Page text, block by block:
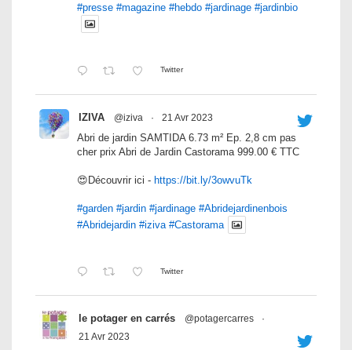
#presse #magazine #hebdo #jardinage #jardinbio
Twitter
IZIVA @iziva · 21 Avr 2023
Abri de jardin SAMTIDA 6.73 m² Ep. 2,8 cm pas
cher prix Abri de Jardin Castorama 999.00 € TTC
😍Découvrir ici - https://bit.ly/3owvuTk
#garden #jardin #jardinage #Abridejardinenbois
#Abridejardin #iziva #Castorama
Twitter
le potager en carrés @potagercarres
·
21 Avr 2023